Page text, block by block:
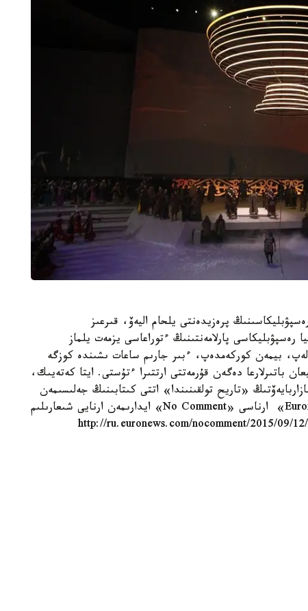
پرەزيدەنتى يلحام اليەۆ، قىرعىز
رەسپۋبليكاسى پارلامەنتىنىڭ ءتوراعاسى يزمەت يلماز
بيمەن كوركەمدەپ، ءبىر جارىم ساعات ىشىندە كوزگە
باتىرلارعا دەگەن قۇرمەتتى ارتتىرا ءتۇستى. ايتا كەتەيىك،
«تاريح تولقىنىندا» اتتى كىتابىنىڭ جەلىسىمەن
جازىلعان. «ماڭگىلىك ەل» قويىلىمىنا وراي «Euronews» ارناسى «No Comment» ايدارىمەن ارنايى شىعارىلىم
(http://ru.euronews.com/nocomment/2015/